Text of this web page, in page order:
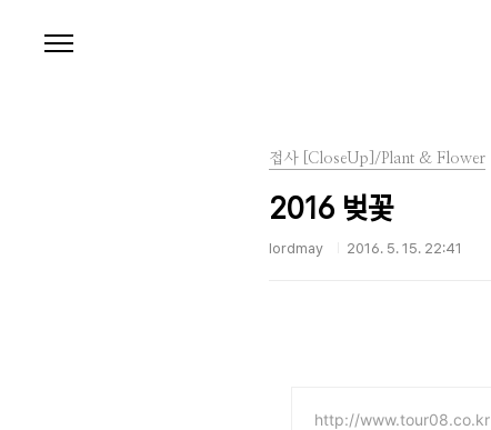
접사 [CloseUp]/Plant & Flower
2016 벚꽃
lordmay 2016. 5. 15. 22:41
http://www.tour08.co.kr